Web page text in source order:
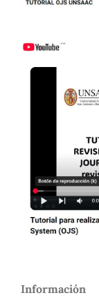
Información